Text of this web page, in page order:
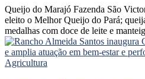
Queijo do Marajó Fazenda São
eleito o Melhor Queijo do Pará;
medalhas com doce de leite e
Agricultura